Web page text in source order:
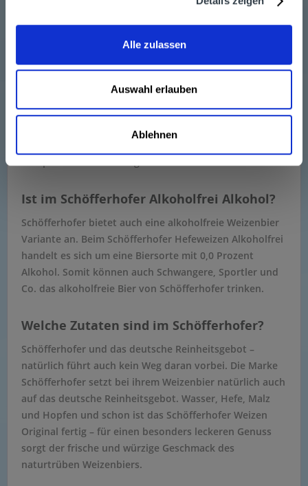
Alle zulassen
Auswahl erlauben
Ablehnen
Schöfferhofer Brauerei – denn die ehemalige
Hofbierbrauerei existiert nicht mehr. Vielmehr gehört
Schöfferhofer zur Binding Brauerei und damit auch zur
Ist im Schöfferhofer Alkoholfrei Alkohol?
Schöfferhofer bietet auch eine alkoholfreie Weizenbier
Variante an. Beim Schöfferhofer Hefeweizen Alkoholfrei
handelt es sich um eine Biersorte mit 0,0 Prozent
Alkohol. Somit können auch Schwangere, Sportler und
Co. das alkoholfreie Bier von Schöfferhofer trinken.
Welche Zutaten sind im Schöfferhofer?
Schöfferhofer und das deutsche Reinheitsgebot –
natürlich führt auch kein Weg daran vorbei. Die Marke
Schöfferhofer setzt bei ihrem Weizenbier natürlich auch
auf das deutsche Reinheitsgebot. Wasser, Hefe, Malz
und Hopfen und schon ist das Schöfferhofer Weizen
Original fertig – für einen besonders leckeren Genuss
sorgt der frische und würzige Geschmack des
naturtrüben Weizenbiers.